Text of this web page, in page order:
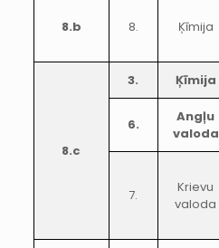
8.b 8. Ķīmija
8.c
3. Ķīmija
6.
Angļu
valoda
7.
Krievu
valoda